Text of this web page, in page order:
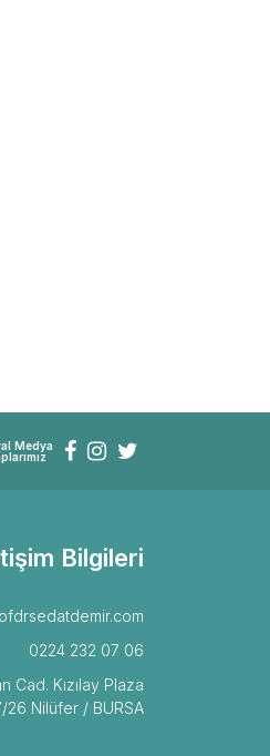
Medya
Bilgileri
0224 232 07 06
Cad. Kızılay Plaza
26 Nilüfer / BURSA